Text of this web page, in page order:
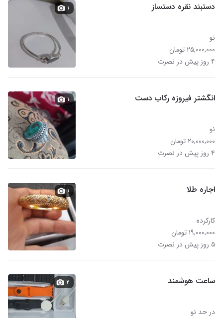
دستبند نقره دستساز
نو
۲۵,۰۰۰,۰۰۰ تومان
۴ روز پیش در نصرت
۱
انگشتر فیروزه رکاب دست
نو
۲۰,۰۰۰,۰۰۰ تومان
۴ روز پیش در نصرت
۱
اجاره طلا
کارکرده
۱۹,۰۰۰,۰۰۰ تومان
۵ روز پیش در نصرت
۱
ساعت هوشمند
در حد نو
۲